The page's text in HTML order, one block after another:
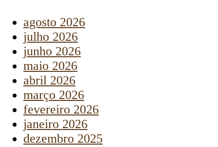
agosto 2026
julho 2026
junho 2026
maio 2026
abril 2026
março 2026
fevereiro 2026
janeiro 2026
dezembro 2025